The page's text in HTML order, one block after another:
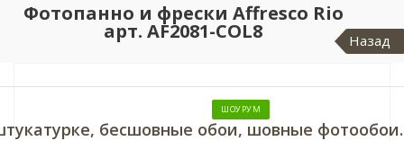
Фотопанно и фрески Affresco Rio
арт. AF2081-COL8 Назад
ШОУРУМ
бесшовные обои, шовные